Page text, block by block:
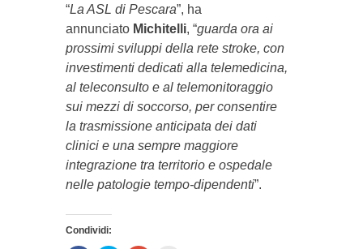
“La ASL di Pescara”, ha
annunciato Michitelli, “guarda ora ai
prossimi sviluppi della rete stroke, con
investimenti dedicati alla telemedicina,
al teleconsulto e al telemonitoraggio
sui mezzi di soccorso, per consentire
la trasmissione anticipata dei dati
clinici e una sempre maggiore
integrazione tra territorio e ospedale
nelle patologie tempo-dipendenti”.
Condividi: